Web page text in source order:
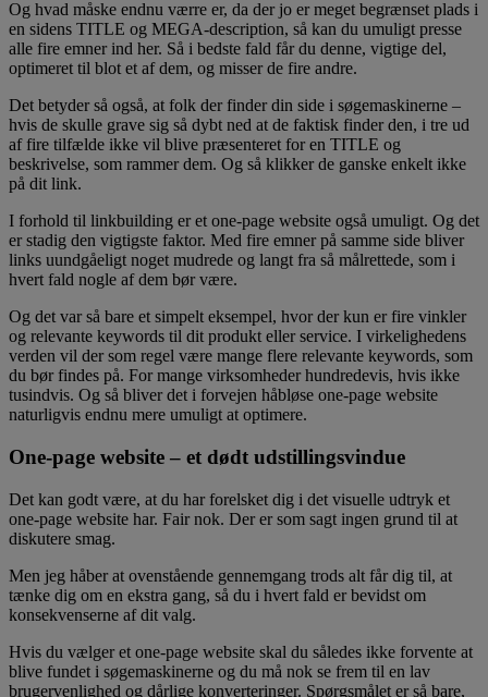
Og hvad måske endnu værre er, da der jo er meget begrænset plads i
en sidens TITLE og MEGA-description, så kan du umuligt presse
alle fire emner ind her. Så i bedste fald får du denne, vigtige del,
optimeret til blot et af dem, og misser de fire andre.
Det betyder så også, at folk der finder din side i søgemaskinerne –
hvis de skulle grave sig så dybt ned at de faktisk finder den, i tre ud
af fire tilfælde ikke vil blive præsenteret for en TITLE og
beskrivelse, som rammer dem. Og så klikker de ganske enkelt ikke
på dit link.
I forhold til linkbuilding er et one-page website også umuligt. Og det
er stadig den vigtigste faktor. Med fire emner på samme side bliver
links uundgåeligt noget mudrede og langt fra så målrettede, som i
hvert fald nogle af dem bør være.
Og det var så bare et simpelt eksempel, hvor der kun er fire vinkler
og relevante keywords til dit produkt eller service. I virkelighedens
verden vil der som regel være mange flere relevante keywords, som
du bør findes på. For mange virksomheder hundredevis, hvis ikke
tusindvis. Og så bliver det i forvejen håbløse one-page website
naturligvis endnu mere umuligt at optimere.
One-page website – et dødt udstillingsvindue
Det kan godt være, at du har forelsket dig i det visuelle udtryk et
one-page website har. Fair nok. Der er som sagt ingen grund til at
diskutere smag.
Men jeg håber at ovenstående gennemgang trods alt får dig til, at
tænke dig om en ekstra gang, så du i hvert fald er bevidst om
konsekvenserne af dit valg.
Hvis du vælger et one-page website skal du således ikke forvente at
blive fundet i søgemaskinerne og du må nok se frem til en lav
brugervenlighed og dårlige konverteringer. Spørgsmålet er så bare,